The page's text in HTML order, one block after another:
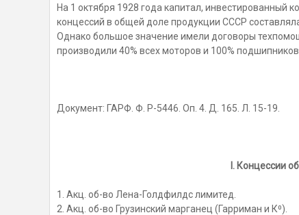
На 1 октября 1928 года капитал, инвестированный
концессий в общей доле продукции СССР составляла
Однако большое значение имели договоры
производили 40% всех моторов и 100% подшипников
Документ: ГАРФ. Ф. Р-5446. Оп. 4. Д. 165. Л. 15-19.
I. Концессии
1. Акц. об-во Лена-Голдфилдс лимитед.
2. Акц. об-во Грузинский марганец (Гарриман и К⁰).